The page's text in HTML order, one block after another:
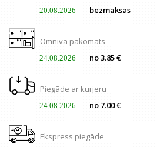
20.08.2026 bezmaksas
Omniva pakomāts
24.08.2026 no 3.85 €
Piegāde ar kurjeru
24.08.2026 no 7.00 €
Ekspress piegāde